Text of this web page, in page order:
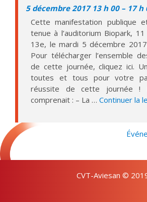
5 décembre 2017 13 h 00– 17 h
Cette manifestation publique
tenue à l’auditorium Biopark,
13e, le mardi 5 décembre
Pour télécharger l’ensemble
de cette journée, cliquez ici.
toutes et tous pour votre
réussite de cette journée !
comprenait : – La … Continuer la
CVT-Aviesan ©